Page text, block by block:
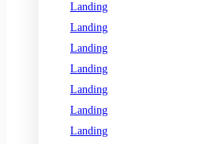
Landing
Landing
Landing
Landing
Landing
Landing
Landing